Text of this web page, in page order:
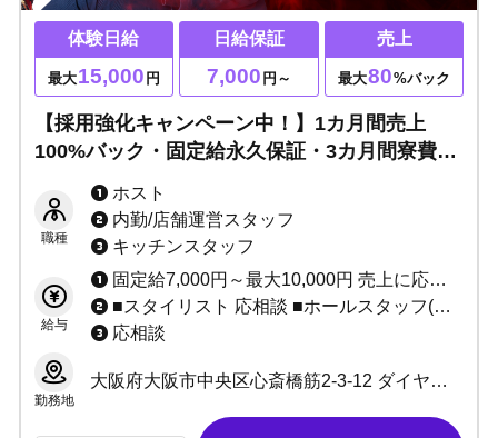
体験日給
最大15,000 円
日給保証
7,000 円～
売上
最大80%バック
【採用強化キャンペーン中！】1カ月間売上
100%バック・固定給永久保証・3カ月間寮費無
料☆ノルマや罰則一切なし！退店自由◎完全自
由出勤制で週1日～学生アルバイトも歓迎！
職種
ホスト
内勤/店舗運営スタッフ
キッチンスタッフ
給与
固定給7,000円～最大10,000円 売上に応じてインセンティブあり（最低60%～最高80%） ★完全日払い制 その他各種ボーナスあり ※当店は保証制度ではなく固定給制度です。 保証は売上バックが保証金額を上回れば無くなってしまいますが、 固定給は売上バックが上回っても無くなりません。 「固定給+売上バック」があなたのお給料になります！！ 例：保証の場合、保証1万円で売上バック2万円なら、 売上バック2万円分があなたのお給料です。 固定給の場合、固定1万円で売上バック2万円なら、 固定+売上＝合計3万円がお給料です♪ 固定給は永久に無くなりませんのでご安心ください。
■スタイリスト 応相談 ■ホールスタッフ(ボーイ：内勤) 日給10,000円～ ■DJ・ダンサー 応相談 ■店舗運営スタッフ 1:日給10,000円～＋能力給 2:月給10万～40万＋能力給 ■管理職各種 1:日給7,000円～10,000円＋能力給 2:月給20万～40万円＋能力給(社員) ■サイト運営スタッフ 応相談
応相談
勤務地
大阪府大阪市中央区心斎橋筋2-3-12 ダイヤモンドビル4F